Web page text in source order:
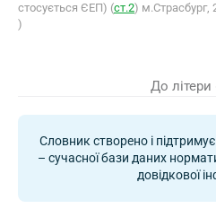
стосується ЄЕП) (ст.2) м.Страсбург,
)
До літери
Словник створено і
– сучасної бази даних
довідкової